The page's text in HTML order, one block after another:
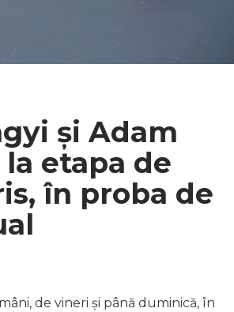
și Adam
etapa de
în proba de
de vineri și până duminică, în